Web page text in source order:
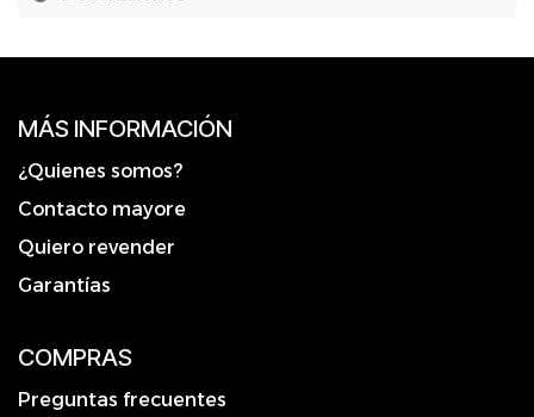
MÁS INFORMACIÓN
¿Quienes somos?
Contacto mayore
Quiero revender
Garantías
COMPRAS
Preguntas frecuentes